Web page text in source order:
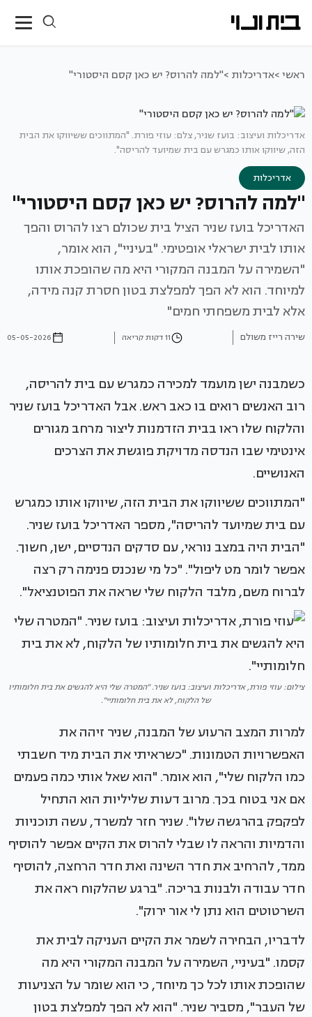
ראשי >אדריכלות >"למה להרוס? יש כאן קסם היסטורי"
אדריכלות ועיצוב: בועז שניר, צלם: עוזי פורת. "המתווכים ששיווקו את הבית
הזה, שיווקו אותו כמגרש עם בית שמיועד להריסה".
אדריכלות
"למה להרוס? יש כאן קסם היסטורי"
האדריכל בועז שניר הציל בית שכולם רצו להרוס והפך
אותו לבית ישראלי אופטימי. "בעיניי", הוא אומר,
"השמירה על המבנה המקורי היא מה שהופכת אותו
למיוחד. הוא לא הפך למפלצת בטון חסרת קנה מידה,
אלא לבית משפחתי חמים"
שירה רייז משולם 11 דקות קריאה 05-05-2026
כשמבנה ישן מועמד למכירה כמגרש עם בית להריסה,
רוב האנשים רואים בו כאב ראש. אבל האדריכל בועז שניר
והלקוח שלו ראו בבית הזדמנות ליצור מרחב מגורים
אינטימי שבו הנדסה מדויקת פוגשת את הצרכים
האנושיים.
"המתווכים ששיווקו את הבית הזה, שיווקו אותו כמגרש
עם בית שמיועד להריסה", מספר האדריכל בועז שניר.
"הבית היה במצב נוראי, עם סדקים הנדסיים, ישן, חשוך.
אפשר לומר מט ליפול". "כל מי שנכנס פנימה רק רצה
לברוח משם, מלבד הלקוח שלי שראה את הפוטנציאל".
צילום: עוזי פורת, אדריכלות ועיצוב: בועז שניר. "המטרה שלי היא להגשים את בית חלומותיו
של הלקוח, לא את בית חלומותיי".
למרות המצב הרעוע של המבנה, שניר זיהה את
האפשרויות הטמונות. "כשראיתי את הבית מיד חשבתי
כמו הלקוח שלי", הוא אומר. "הוא שאל אותי כמה פעמים
אם אני בטוח בכך. מרוב דעות שליליות הוא התחיל
לפקפק בהרגשה שלו". שניר חזר למשרד, עשה תוכניות
והדמיות והראה לו שבלי להרוס את הקיים אפשר להוסיף
ממד, להרחיב את חדר השינה ואת חדר הרחצה, להוסיף
חדר עבודה ולבנות בריכה. "ברגע שהלקוח ראה את
השרטוטים הוא נתן לי אור ירוק".
לדבריו, הבחירה לשמר את הקיים העניקה לבית את
קסמו. "בעיניי, השמירה על המבנה המקורי היא מה
שהופכת אותו לכל כך מיוחד, כי הוא שומר על הצניעות
של העבר", מסביר שניר. "הוא לא הפך למפלצת בטון